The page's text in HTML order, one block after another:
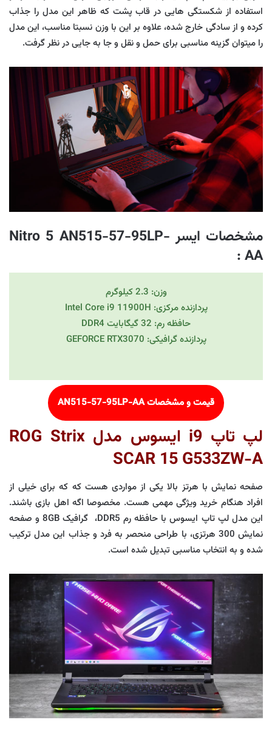
استفاده از شکستگی هایی در قاب پشت که ظاهر این مدل را جذاب
کرده و از سادگی خارج شده، علاوه بر این با وزن نسبتا مناسب، این مدل
را میتوان گزینه مناسبی برای حمل و نقل و جا به جایی در نظر گرفت.
مشخصات ایسر Nitro 5 AN515-57-95LP-
AA
:
وزن: 2.3 کیلوگرم
پردازنده مرکزی: Intel Core i9 11900H
حافظه رم: 32 گیگابایت DDR4
پردازنده گرافیکی: GEFORCE RTX3070
قیمت و مشخصات AN515-57-95LP-AA
لپ تاپ i9 ایسوس مدل ROG Strix
SCAR 15 G533ZW-A
صفحه نمایش با هرتز بالا یکی از مواردی هست که که برای خیلی از
افراد هنگام خرید ویژگی مهمی هست. مخصوصا اگه اهل بازی باشند.
این مدل لپ تاپ ایسوس با حافظه رم DDR5، گرافیک 8GB و صفحه
نمایش 300 هرتزی، با طراحی منحصر به فرد و جذاب این مدل ترکیب
شده و به انتخاب مناسبی تبدیل شده است.